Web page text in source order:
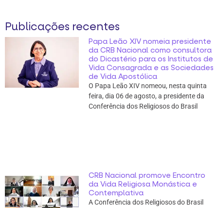
Publicações recentes
Papa Leão XIV nomeia presidente
da CRB Nacional como consultora
do Dicastério para os Institutos de
Vida Consagrada e as Sociedades
de Vida Apostólica
O Papa Leão XIV nomeou, nesta quinta
feira, dia 06 de agosto, a presidente da
Conferência dos Religiosos do Brasil
CRB Nacional promove Encontro
da Vida Religiosa Monástica e
Contemplativa
A Conferência dos Religiosos do Brasil